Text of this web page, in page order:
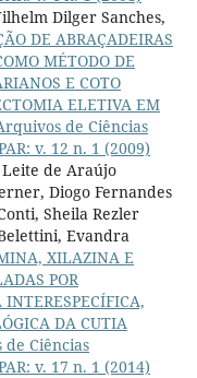
Dilger Sanches,
DE ABRAÇADEIRAS
MÉTODO DE
E COTO
ELETIVA EM
de Ciências
v. 12 n. 1 (2009)
Leite de Araújo
Diogo Fernandes
Sheila Rezler
Evandra
XILAZINA E
POR
DA CUTIA
Ciências
v. 17 n. 1 (2014)